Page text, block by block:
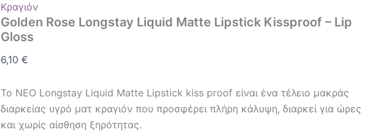
Κραγιόν
Golden Rose Longstay Liquid Matte Lipstick Kissproof – Lip
Gloss
6,10€
Το ΝΕΟ Longstay Liquid Matte Lipstick kiss proof είναι ένα τέλειο μακράς
διαρκείας υγρό ματ κραγιόν που προσφέρει πλήρη κάλυψη, διαρκεί για ώρες
και χωρίς αίσθηση ξηρότητας.